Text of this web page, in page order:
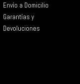
Envío a Domicilio
Garantías y
Devoluciones